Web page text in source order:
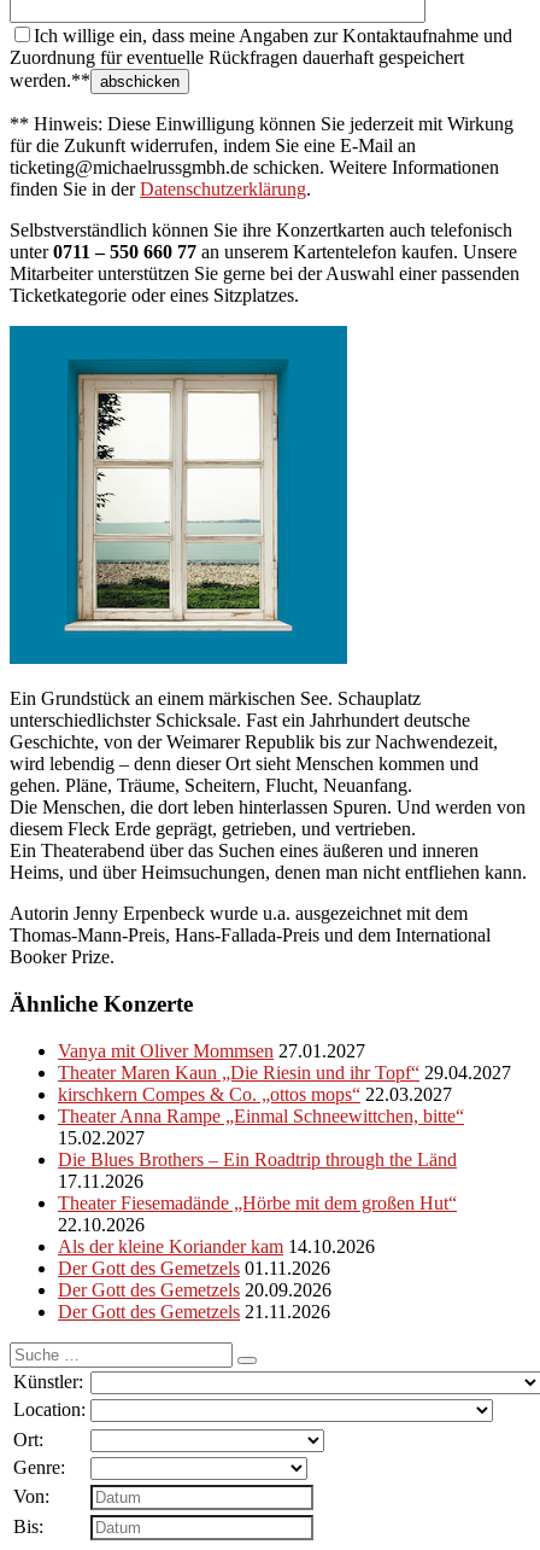
Ich willige ein, dass meine Angaben zur Kontaktaufnahme und
Zuordnung für eventuelle Rückfragen dauerhaft gespeichert
werden.**
** Hinweis: Diese Einwilligung können Sie jederzeit mit Wirkung
für die Zukunft widerrufen, indem Sie eine E-Mail an
ticketing@michaelrussgmbh.de schicken. Weitere Informationen
finden Sie in derDatenschutzerklärung.
Selbstverständlich können Sie ihre Konzertkarten auch telefonisch
unter0711 – 550 660 77 an unserem Kartentelefon kaufen. Unsere
Mitarbeiter unterstützen Sie gerne bei der Auswahl einer passenden
Ticketkategorie oder eines Sitzplatzes.
Ein Grundstück an einem märkischen See. Schauplatz
unterschiedlichster Schicksale. Fast ein Jahrhundert deutsche
Geschichte, von der Weimarer Republik bis zur Nachwendezeit,
wird lebendig – denn dieser Ort sieht Menschen kommen und
gehen. Pläne, Träume, Scheitern, Flucht, Neuanfang.
Die Menschen, die dort leben hinterlassen Spuren. Und werden von
diesem Fleck Erde geprägt, getrieben, und vertrieben.
Ein Theaterabend über das Suchen eines äußeren und inneren
Heims, und über Heimsuchungen, denen man nicht entfliehen kann.
Autorin Jenny Erpenbeck wurde u.a. ausgezeichnet mit dem
Thomas-Mann-Preis, Hans-Fallada-Preis und dem International
Booker Prize.
Ähnliche Konzerte
Vanya mit Oliver Mommsen 27.01.2027
Theater Maren Kaun „Die Riesin und ihr Topf“ 29.04.2027
kirschkern Compes & Co. „ottos mops“ 22.03.2027
Theater Anna Rampe „Einmal Schneewittchen, bitte“
15.02.2027
Die Blues Brothers – Ein Roadtrip through the Länd
17.11.2026
Theater Fiesemadände „Hörbe mit dem großen Hut“
22.10.2026
Als der kleine Koriander kam 14.10.2026
Der Gott des Gemetzels 01.11.2026
Der Gott des Gemetzels 20.09.2026
Der Gott des Gemetzels 21.11.2026
Suche
nach:
Künstler:
Location:
Ort:
Genre:
Von:
Bis: